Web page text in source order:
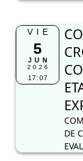
VIE
5
JUN
2026
17:07
DE